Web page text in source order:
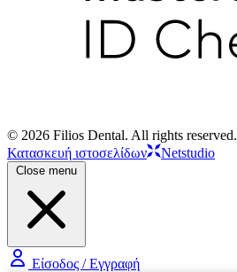
© 2026 Filios Dental. All rights reserved.
Κατασκευή ιστοσελίδων
Netstudio
Close menu
Είσοδος / Εγγραφή